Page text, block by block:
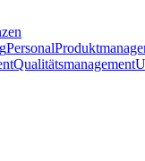
Personal
Qualitätsmanagement